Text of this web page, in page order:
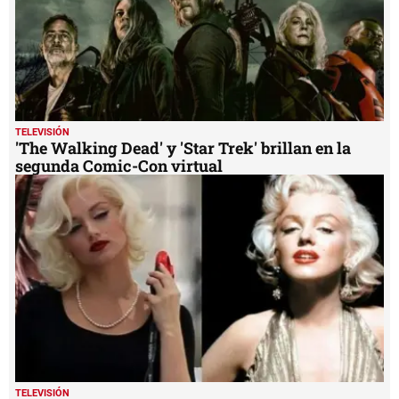
TELEVISIÓN
'The Walking Dead' y 'Star Trek' brillan en la
segunda Comic-Con virtual
TELEVISIÓN